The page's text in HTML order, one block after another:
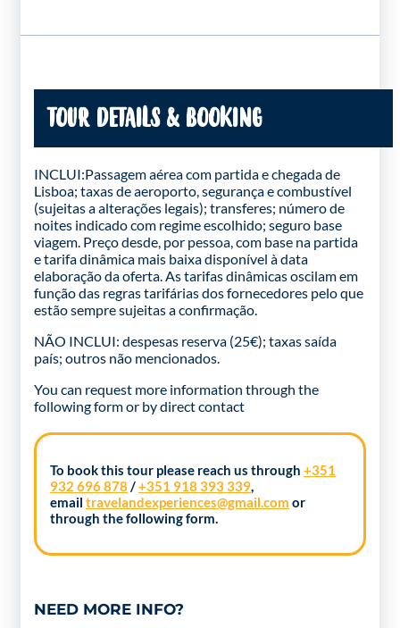
TOUR DETAILS & BOOKING
INCLUI:Passagem aérea com partida e chegada de
Lisboa; taxas de aeroporto, segurança e combustível
(sujeitas a alterações legais); transferes; número de
noites indicado com regime escolhido; seguro base
viagem. Preço desde, por pessoa, com base na partida
e tarifa dinâmica mais baixa disponível à data
elaboração da oferta. As tarifas dinâmicas oscilam em
função das regras tarifárias dos fornecedores pelo que
estão sempre sujeitas a confirmação.
NÃO INCLUI: despesas reserva (25€); taxas saída
país; outros não mencionados.
You can request more information through the
following formor by direct contact
To book this tour please reach us through +351
932 696 878 /+351 918 393 339,
email travelandexperiences@gmail.com or
through the following form.
NEED MORE INFO?